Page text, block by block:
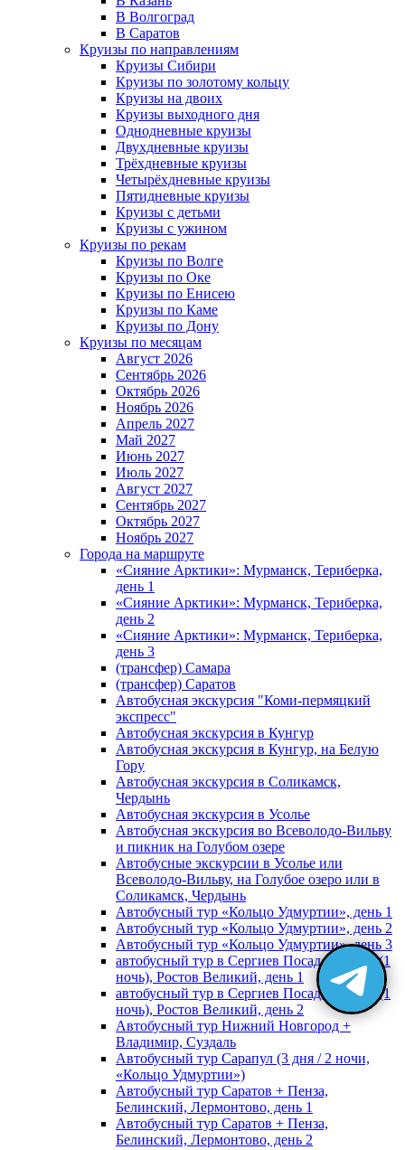
В Волгоград
В Саратов
Круизы по направлениям
Круизы Сибири
Круизы по золотому кольцу
Круизы на двоих
Круизы выходного дня
Однодневные круизы
Двухдневные круизы
Трёхдневные круизы
Четырёхдневные круизы
Пятидневные круизы
Круизы с детьми
Круизы с ужином
Круизы по рекам
Круизы по Волге
Круизы по Оке
Круизы по Енисею
Круизы по Каме
Круизы по Дону
Круизы по месяцам
Август 2026
Сентябрь 2026
Октябрь 2026
Ноябрь 2026
Апрель 2027
Май 2027
Июнь 2027
Июль 2027
Август 2027
Сентябрь 2027
Октябрь 2027
Ноябрь 2027
Города на маршруте
«Сияние Арктики»: Мурманск, Териберка,
день 1
«Сияние Арктики»: Мурманск, Териберка,
день 2
«Сияние Арктики»: Мурманск, Териберка,
день 3
(трансфер) Самара
(трансфер) Саратов
Автобусная экскурсия "Коми-пермяцкий
экспресс"
Автобусная экскурсия в Кунгур
Автобусная экскурсия в Кунгур, на Белую
Гору
Автобусная экскурсия в Соликамск,
Чердынь
Автобусная экскурсия в Усолье
Автобусная экскурсия во Всеволодо-Вильву
и пикник на Голубом озере
Автобусные экскурсии в Усолье или
Всеволодо-Вильву, на Голубое озеро или в
Соликамск, Чердынь
Автобусный тур «Кольцо Удмуртии», день 1
Автобусный тур «Кольцо Удмуртии», день 2
Автобусный тур «Кольцо Удмуртии», день 3
автобусный тур в Сергиев Посад, Москву (1
ночь), Ростов Великий, день 1
автобусный тур в Сергиев Посад, Москву (1
ночь), Ростов Великий, день 2
Автобусный тур Нижний Новгород +
Владимир, Суздаль
Автобусный тур Сарапул (3 дня / 2 ночи,
«Кольцо Удмуртии»)
Автобусный тур Саратов + Пенза,
Белинский, Лермонтово, день 1
Автобусный тур Саратов + Пенза,
Белинский, Лермонтово, день 2